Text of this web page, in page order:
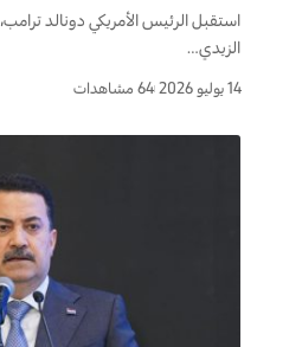
استقبل الرئيس الأمريكي دونالد
الزيدي…
14 يوليو 2026 64 مشاهدات